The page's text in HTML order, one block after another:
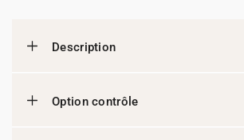
Description
Option contrôle